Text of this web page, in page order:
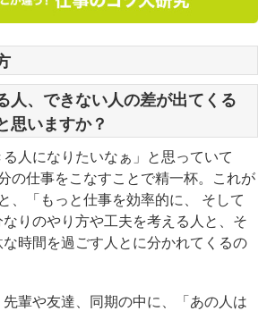
人、できない人の差が出てくる
思いますか？
る人になりたいなぁ」と思っていて
の仕事をこなすことで精一杯。これが
、「もっと仕事を効率的に、 そして
りのやり方や工夫を考える人と、そ
時間を過ごす人とに分かれてくるの
輩や友達、同期の中に、「あの人は